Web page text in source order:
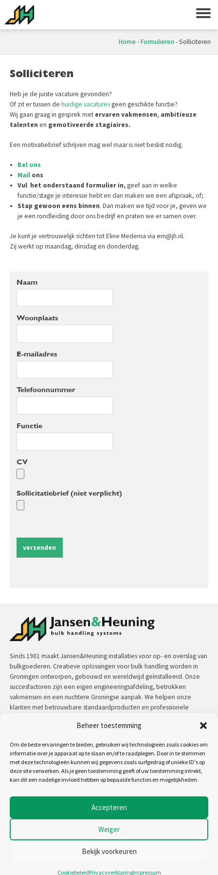
Beheer toestemming
Om de beste ervaringen te bieden, gebruiken wij technologieën zoals cookies om
informatie over je apparaat op te slaan en/of te raadplegen. Door in te stemmen
met deze technologieën kunnen wij gegevens zoals surfgedrag of unieke ID's op
deze site verwerken. Als je geen toestemming geeft of uw toestemming intrekt,
kan dit een nadelige invloed hebben op bepaalde functies en mogelijkheden.
Accepteren
Weiger
Bekijk voorkeuren
CookiebeleidPrivacyverklaringImpressum
Home -Formulieren -Solliciteren
Solliciteren
Heb je de juiste vacature gevonden?
Of zit er tussen de huidige vacaturesgeen geschikte functie?
Wij gaan graag in gesprek met ervaren vakmensen, ambitieuze
talenten en gemotiveerde stagiaires.
Een motivatiebrief schrijven mag wel maar is niet beslist nodig.
Bel ons
Mailons
Vul het onderstaand formulier in,geef aan in welke
functie/stage je interesse hebt en dan maken we een afspraak, of;
Stap gewoon eens binnen. Dan maken we tijd voor je, geven we
je een rondleiding door ons bedrijf en praten we er samen over.
Je kunt je vertrouwelijk richten tot Eline Medema via em@jh.nl.
Zij werkt op maandag, dinsdag en donderdag.
Naam
Woonplaats
E-mailadres
Telefoonnummer
Functie
CV
Sollicitatiebrief (niet verplicht)
verzenden
Sinds 1901 maakt Jansen&Heuning installaties voor op- en overslag van
bulkgoederen. Creatieve oplossingen voor bulk handling worden in
Groningen ontworpen, gebouwd en wereldwijd geïnstalleerd. Onze
succesfactoren zijn een eigen engineeringsafdeling, betrokken
vakmensen en een nuchtere Groningse aanpak. We helpen onze
klanten met betrouwbare standaardproducten en professionele
lees meer
Volg ons op:
Copyright 2026 - Jansen&Heuning
Disclaimer